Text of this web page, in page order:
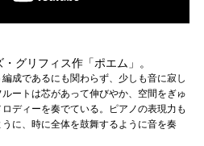
グリフィス作「ポエム」。
成であるにも関わらず、少しも音に寂し
ートは芯があって伸びやか、空間をぎゅ
ディーを奏でている。ピアノの表現力も
に、時に全体を鼓舞するように音を奏